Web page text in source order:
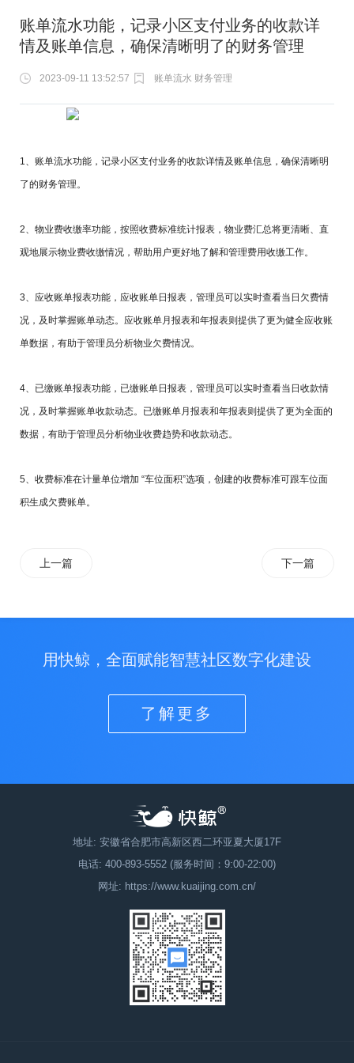
账单流水功能，记录小区支付业务的收款详
情及账单信息，确保清晰明了的财务管理
2023-09-11 13:52:57 账单流水 财务管理
1、账单流水功能，记录小区支付业务的收款详情及账单信息，确保清晰明
了的财务管理。
2、物业费收缴率功能，按照收费标准统计报表，物业费汇总将更清晰、直
观地展示物业费收缴情况，帮助用户更好地了解和管理费用收缴工作。
3、应收账单报表功能，应收账单日报表，管理员可以实时查看当日欠费情
况，及时掌握账单动态。应收账单月报表和年报表则提供了更为健全应收账
单数据，有助于管理员分析物业欠费情况。
4、已缴账单报表功能，已缴账单日报表，管理员可以实时查看当日收款情
况，及时掌握账单收款动态。已缴账单月报表和年报表则提供了更为全面的
数据，有助于管理员分析物业收费趋势和收款动态。
5、收费标准在计量单位增加 “车位面积”选项，创建的收费标准可跟车位面
积生成欠费账单。
上一篇 下一篇
用快鲸，全面赋能智慧社区数字化建设
了解更多
地址: 安徽省合肥市高新区西二环亚夏大厦17F
电话: 400-893-5552 (服务时间：9:00-22:00)
网址: https://www.kuaijing.com.cn/